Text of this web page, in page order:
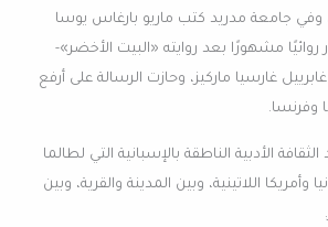
جامعة مدريد كتب ماريو بارغاس يوسا
مشهورًا بعد روايته «البيت الأخضر»-
غارسيا ماركيز، وحازت الرسالة على أرفع
وفرنسا.
الأدبية الناطقة بالإسبانية التي لطالما
اللاتينية، وبين المدينة والقرية، وبين